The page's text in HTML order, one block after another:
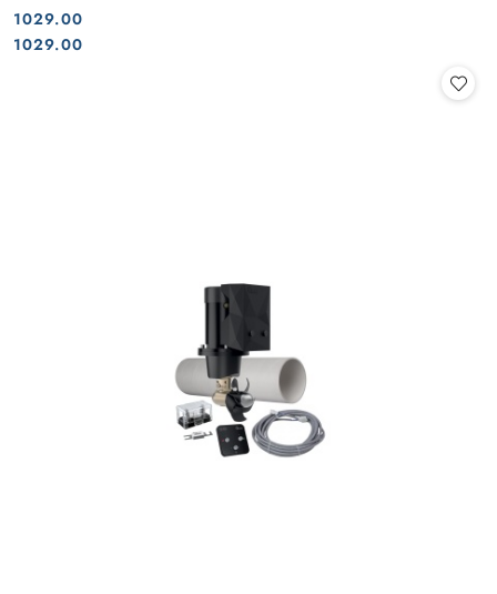
Cena:
1029.00
Cena:
1029.00